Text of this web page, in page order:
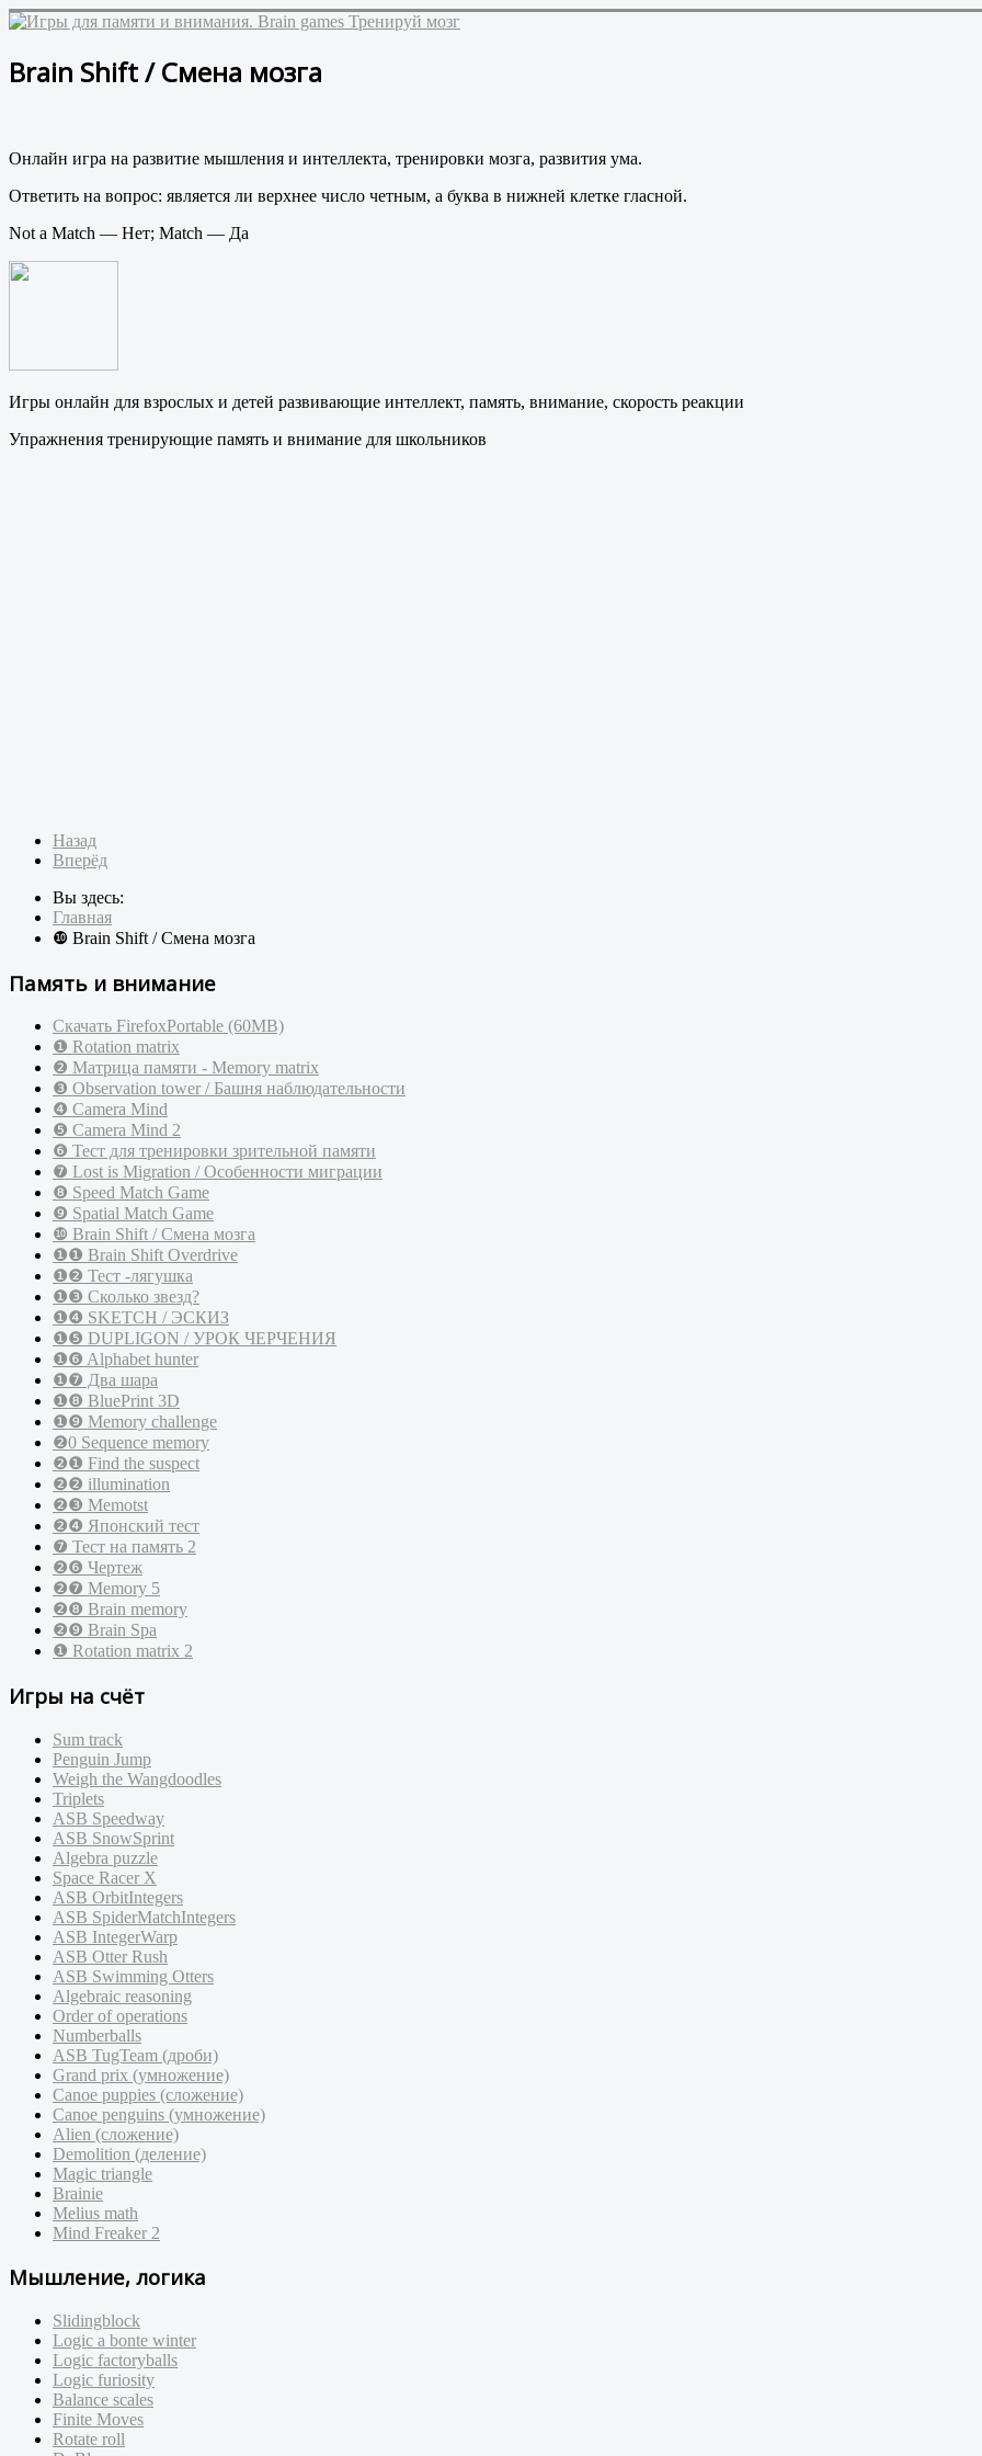
Brain Shift / Смена мозга
Онлайн игра на развитие мышления и интеллекта, тренировки мозга, развития ума.
Ответить на вопрос: является ли верхнее число четным, а буква в нижней клетке гласной.
Not a Match — Нет; Match — Да
Игры онлайн для взрослых и детей развивающие интеллект, память, внимание, скорость реакции
Упражнения тренирующие память и внимание для школьников
Назад
Вперёд
Вы здесь:
Главная
❿ Brain Shift / Смена мозга
Память и внимание
Скачать FirefoxPortable (60MB)
❶ Rotation matrix
❷ Матрица памяти - Memory matrix
❸ Observation tower / Башня наблюдательности
❹ Сamera Mind
❺ Camera Mind 2
❻ Тест для тренировки зрительной памяти
❼ Lost is Migration / Особенности миграции
❽ Speed Match Game
❾ Spatial Match Game
❿ Brain Shift / Смена мозга
❶❶ Brain Shift Overdrive
❶❷ Тест -лягушка
❶❸ Сколько звезд?
❶❹ SKETCH / ЭСКИЗ
❶❺ DUPLIGON / УРОК ЧЕРЧЕНИЯ
❶❻ Alphabet hunter
❶❼ Два шара
❶❽ BluePrint 3D
❶❾ Memory challenge
❷0 Sequence memory
❷❶ Find the suspect
❷❷ illumination
❷❸ Memotst
❷❹ Японский тест
❼ Тест на память 2
❷❻ Чертеж
❷❼ Memory 5
❷❽ Brain memory
❷❾ Brain Spa
❶ Rotation matrix 2
Игры на счёт
Sum track
Penguin Jump
Weigh the Wangdoodles
Triplets
ASB Speedway
ASB SnowSprint
Algebra puzzle
Space Racer X
ASB OrbitIntegers
ASB SpiderMatchIntegers
ASB IntegerWarp
ASB Otter Rush
ASB Swimming Otters
Algebraic reasoning
Order of operations
Numberballs
ASB TugTeam (дроби)
Grand prix (умножение)
Canoe puppies (сложение)
Canoe penguins (умножение)
Alien (сложение)
Demolition (деление)
Magic triangle
Brainie
Melius math
Mind Freaker 2
Мышление, логика
Slidingblock
Logic a bonte winter
Logic factoryballs
Logic furiosity
Balance scales
Finite Moves
Rotate roll